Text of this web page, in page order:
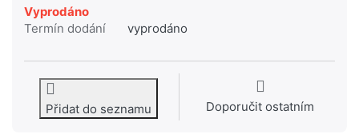
Vyprodáno
Termín dodání
vyprodáno
Přidat do seznamu Doporučit ostatním